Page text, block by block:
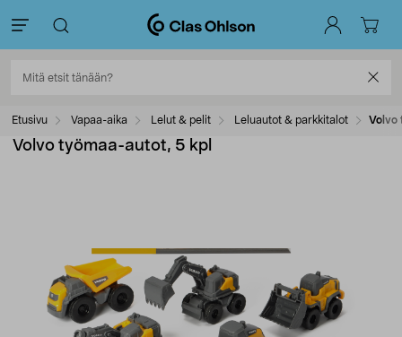
Etusivu Vapaa-aika Lelut & pelit Leluautot & parkkitalot Volvo
Volvo työmaa-autot, 5 kpl